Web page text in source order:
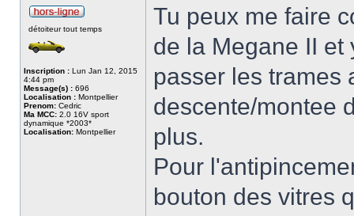
détoiteur tout temps
Inscription : Lun Jan 12, 2015
4:44 pm
Message(s) : 696
Localisation : Montpellier
Prenom: Cedric
Ma MCC: 2.0 16V sport
dynamique *2003*
Localisation: Montpellier
Tu peux me faire
de la Megane II et
passer les trames
descente/montee
plus.
Pour
bouton des vitres